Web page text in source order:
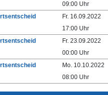
09:00 Uhr
Fr. 16.09.2022
17:00 Uhr
Fr. 23.09.2022
00:00 Uhr
Mo. 10.10.2022
08:00 Uhr